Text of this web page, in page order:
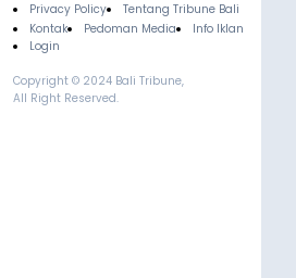
Footer
Privacy Policy
Tentang Tribune Bali
Kontak
Pedoman Media
Info Iklan
Login
Copyright © 2024 Bali Tribune,
All Right Reserved.